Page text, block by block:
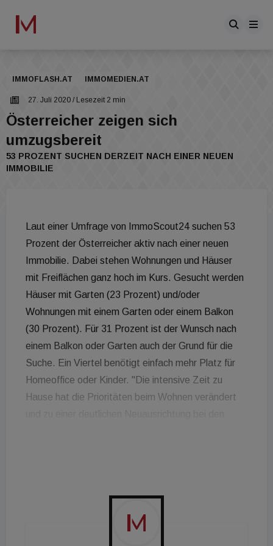
IMMOFLASH.AT IMMOMEDIEN.AT
27. Juli 2020 / Lesezeit 2 min
Österreicher zeigen sich
umzugsbereit
53 PROZENT SUCHEN DERZEIT NACH EINER NEUEN
IMMOBILIE
Laut einer Umfrage von ImmoScout24 suchen 53
Prozent der Österreicher aktiv nach einer neuen
Immobilie. Dabei stehen Wohnungen und Häuser
mit Freiflächen ganz hoch im Kurs. Gesucht werden
Häuser mit Garten (23 Prozent) und/oder
Wohnungen mit einem Garten oder einem Balkon
(30 Prozent). Für 31 Prozent ist der Wunsch nach
einem Balkon oder Garten auch der Grund für die
Suche. Ein Viertel benötigt einfach mehr Platz für
Homeoffice oder Kinder. "Die intensive Zeit zu
Hause hat die Prioritäten beim Wohnen verändert
die Umfrageergebnisse. Während im Februar 2020
einer von vier Besuchern unserer Plattform nach
einem Haus zum Kaufen oder Mieten gesucht hat,